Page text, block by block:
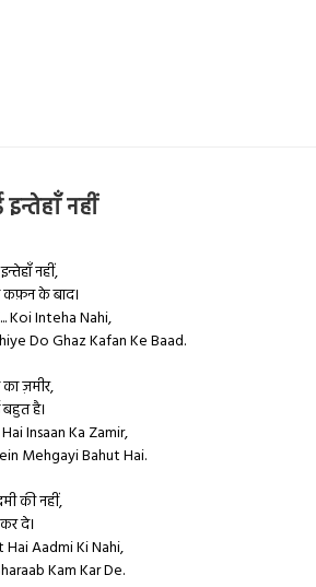
नहीं
नहीं,
कफ़न के बाद।
Koi Inteha Nahi,
Do Ghaz Kafan Ke Baad.
ज़मीर,
है।
Insaan Ka Zamir,
Mehgayi Bahut Hai.
की नहीं,
दे।
Aadmi Ki Nahi,
Kam Kar De.